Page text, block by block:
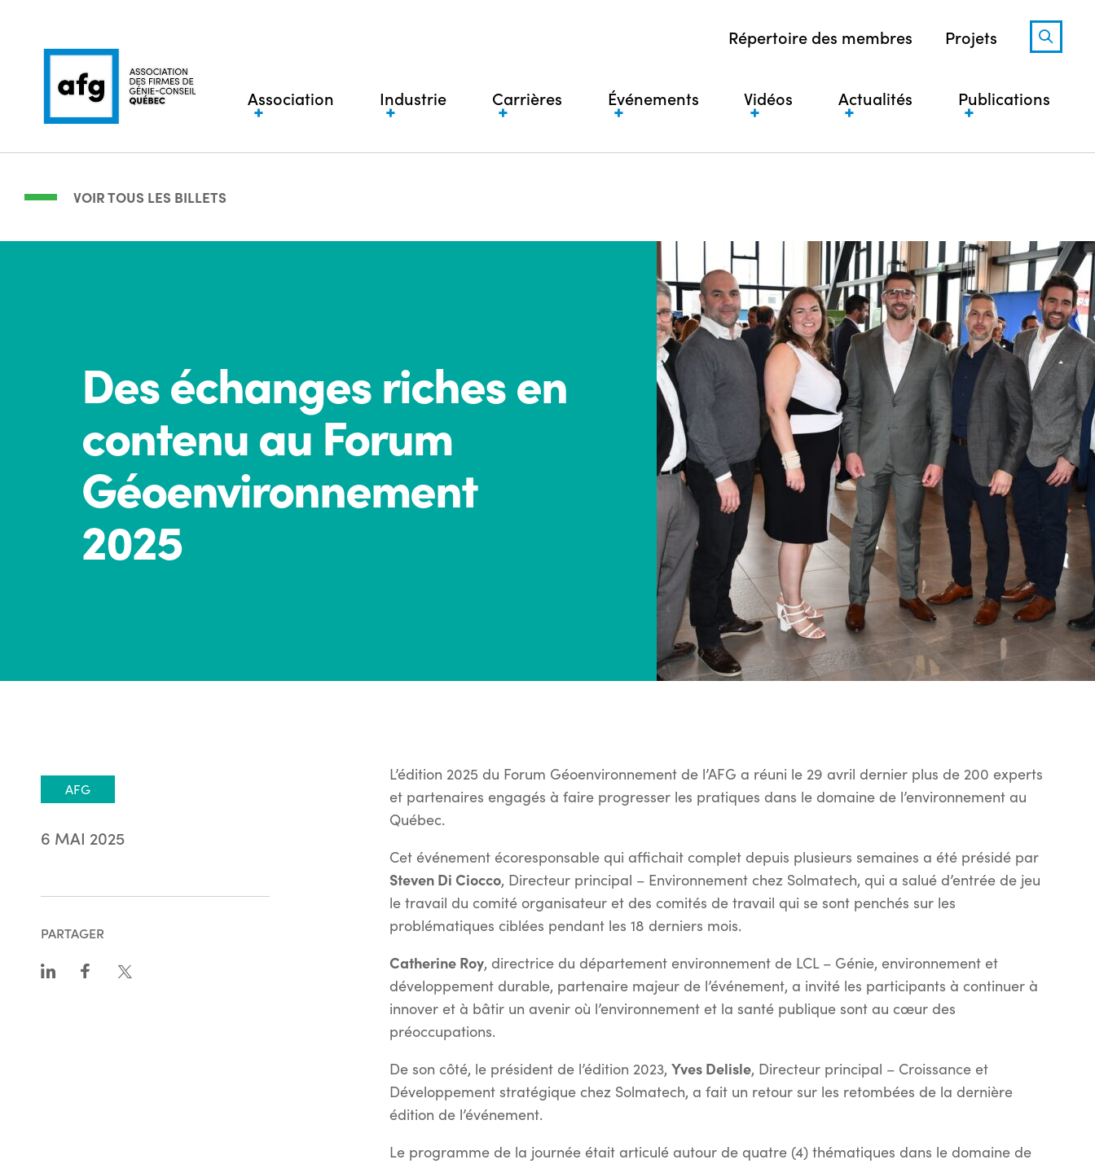
Répertoire des membres Projets
Association Industrie Carrières Événements Vidéos Actualités Publications
VOIR TOUS LES BILLETS
Des échanges riches en
contenu au Forum
Géoenvironnement
2025
AFG
6 MAI 2025
PARTAGER
L’édition 2025 du Forum Géoenvironnement de l’AFG a réuni le 29 avril dernier plus de 200 experts
et partenaires engagés à faire progresser les pratiques dans le domaine de l’environnement au
Québec.
Cet événement écoresponsable qui affichait complet depuis plusieurs semaines a été présidé par
Steven Di Ciocco, Directeur principal – Environnement chez Solmatech, qui a salué d’entrée de jeu
le travail du comité organisateur et des comités de travail qui se sont penchés sur les
problématiques ciblées pendant les 18 derniers mois.
Catherine Roy, directrice du département environnement de LCL – Génie, environnement et
développement durable, partenaire majeur de l’événement, a invité les participants à continuer à
innover et à bâtir un avenir où l’environnement et la santé publique sont au cœur des
préoccupations.
De son côté, le président de l’édition 2023, Yves Delisle, Directeur principal – Croissance et
Développement stratégique chez Solmatech, a fait un retour sur les retombées de la dernière
édition de l’événement.
Le programme de la journée était articulé autour de quatre (4) thématiques dans le domaine de